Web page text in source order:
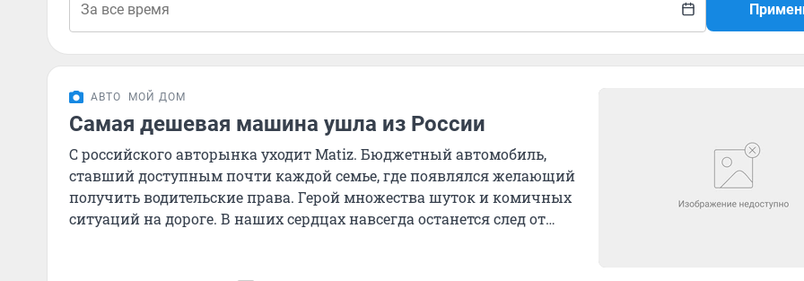
АВТО МОЙ ДОМ
Самая дешевая машина ушла из России
С российского авторынка уходит Matiz. Бюджетный автомобиль,
ставший доступным почти каждой семье, где появлялся желающий
получить водительские права. Герой множества шуток и комичных
ситуаций на дороге. В наших сердцах навсегда останется след от